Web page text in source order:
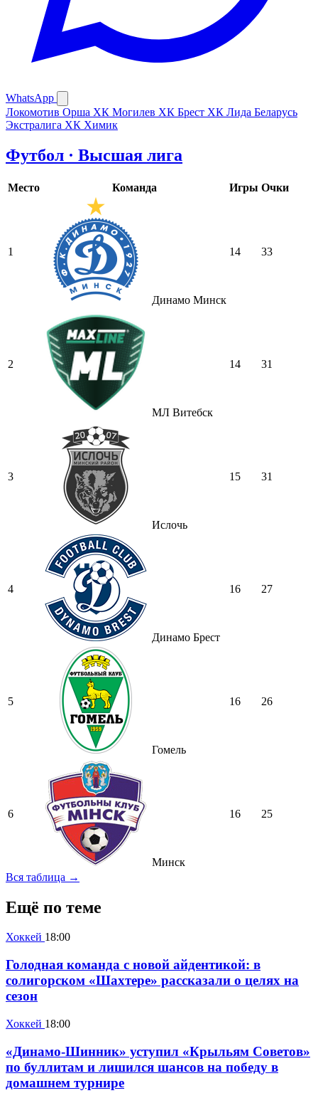
WhatsApp
Локомотив Орша ХК Могилев ХК Брест ХК Лида Беларусь
Экстралига ХК Химик
Футбол · Высшая лига
Место Команда Игры Очки
1
Динамо Минск
14 33
2
МЛ Витебск
14 31
3
Ислочь
15 31
4
Динамо Брест
16 27
5
Гомель
16 26
6
Минск
16 25
Вся таблица →
Ещё по теме
Хоккей 18:00
Голодная команда с новой айдентикой: в
солигорском «Шахтере» рассказали о целях на
сезон
Хоккей 18:00
«Динамо-Шинник» уступил «Крыльям Советов»
по буллитам и лишился шансов на победу в
домашнем турнире